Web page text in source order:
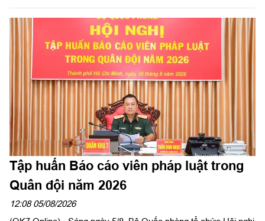
năm 2026 tại Trung đoàn Minh Đạm và Ban Chỉ huy Quân sự
(CHQS) phường Tam Long (Bộ Tư lệnh TP Hồ Chí Minh).
Tập huấn Báo cáo viên pháp luật trong
Quân đội năm 2026
12:08 05/08/2026